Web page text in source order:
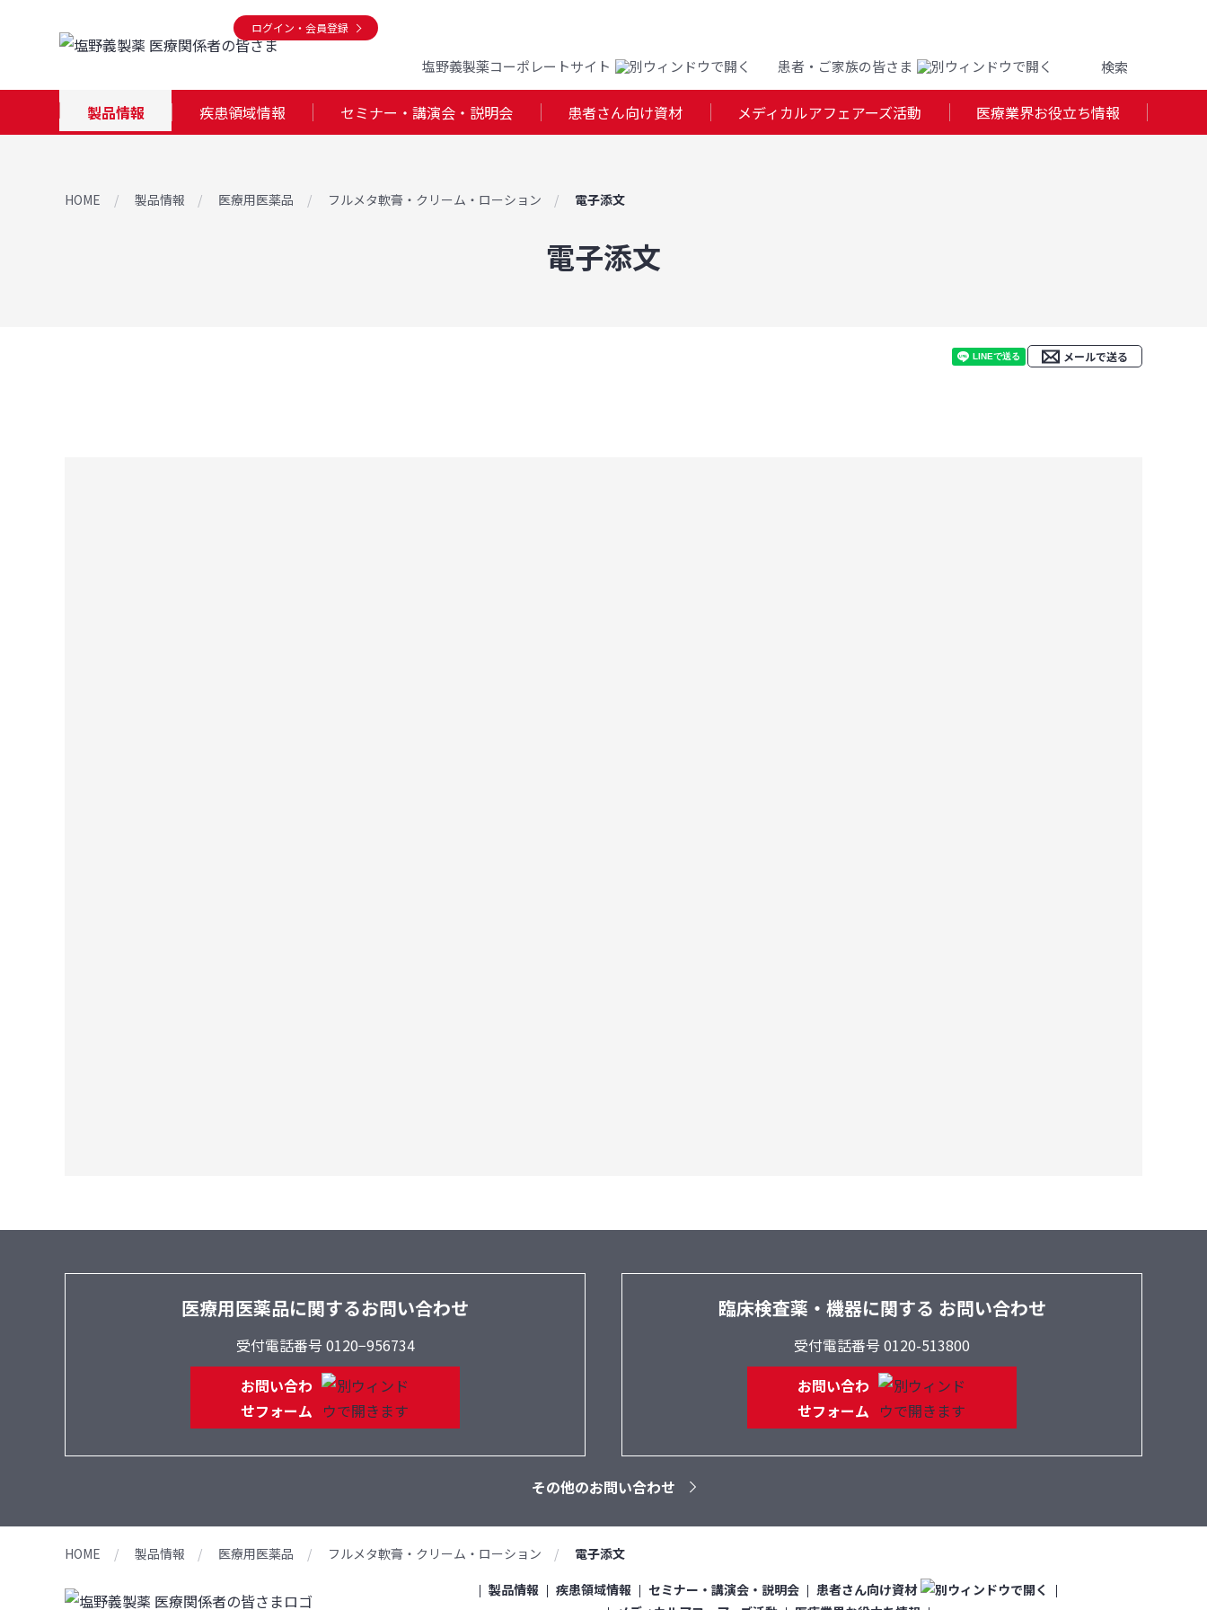
製品情報 疾患領域情報 セミナー・講演会・説明会 患者さん向け資材 メディカルアフェアーズ活動 医療業界お役立ち情報
塩野義製薬コーポレートサイト 患者・ご家族の皆さま
ログイン・会員登録
HOME 製品情報 医療用医薬品 フルメタ軟膏・クリーム・ローション 電子添文
電子添文
メールで送る
医療用医薬品に関するお問い合わせ
受付電話番号 0120−956734
お問い合わ
せフォーム
臨床検査薬・機器に関する お問い合わせ
受付電話番号 0120-513800
お問い合わ
せフォーム
その他のお問い合わせ
HOME 製品情報 医療用医薬品 フルメタ軟膏・クリーム・ローション
電子添文
製品情報
疾患領域情報 セミナー・講演会・説明会
患者さん向け資材